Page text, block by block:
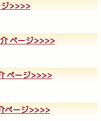
ジ>>>>
ページ>>>>
ページ>>>>
ページ>>>>